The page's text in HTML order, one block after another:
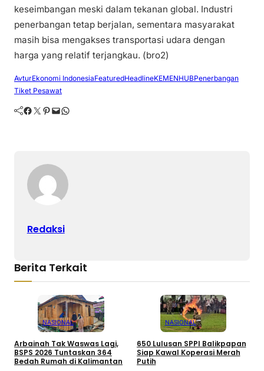
keseimbangan meski dalam tekanan global. Industri
penerbangan tetap berjalan, sementara masyarakat
masih bisa mengakses transportasi udara dengan
harga yang relatif terjangkau. (bro2)
AvturEkonomi IndonesiaFeaturedHeadlineKEMENHUBPenerbangan
Tiket Pesawat
Facebook Twitter Pinterest Mail WhatsApp
Redaksi
Berita Terkait
NASIONAL
Arbainah Tak Waswas Lagi,
BSPS 2026 Tuntaskan 364
Bedah Rumah di Kalimantan
NASIONAL
650 Lulusan SPPI Balikpapan
Siap Kawal Koperasi Merah
Putih